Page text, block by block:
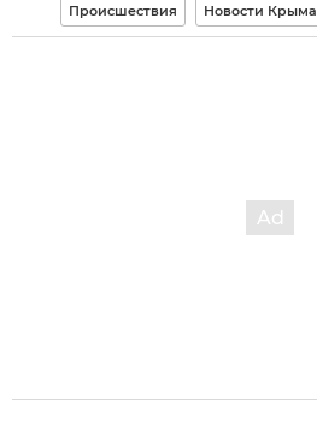
Происшествия Новости Крыма